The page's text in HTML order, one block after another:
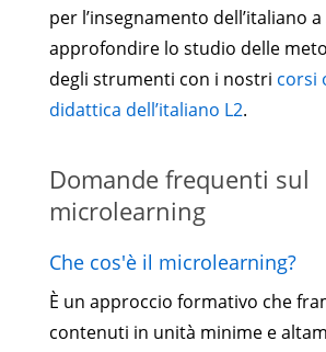
per l’insegnamento dell’italiano
approfondire lo studio delle
degli strumenti con i nostri corsi
didattica dell’italiano L2.
Domande frequenti sul
microlearning
Che cos'è il microlearning?
È un approccio formativo che
contenuti in unità minime e